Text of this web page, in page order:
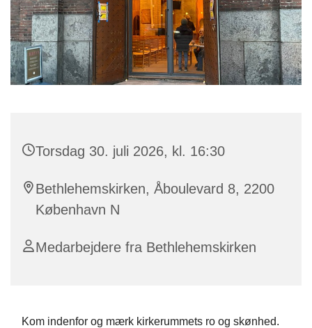
Torsdag 30. juli 2026, kl. 16:30
Bethlehemskirken, Åboulevard 8, 2200
København N
Medarbejdere fra Bethlehemskirken
Kom indenfor og mærk kirkerummets ro og skønhed.